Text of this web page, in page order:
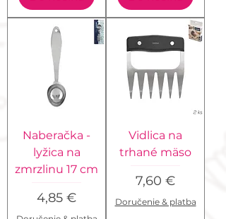
Naberačka -
lyžica na
zmrzlinu 17 cm
Cena
4,85 €
Vidlica na
trhané mäso
Cena
7,60 €
Doručenie & platba